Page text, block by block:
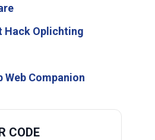
Hack Oplichting
Web Companion
CODE